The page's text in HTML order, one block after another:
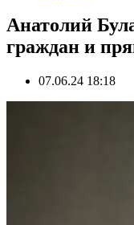
Анатолий
граждан и
07.06.24 18:18